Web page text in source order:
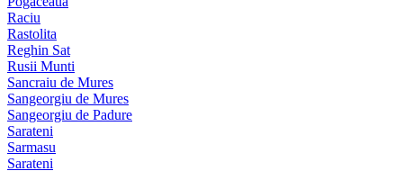
Raciu
Rastolita
Reghin Sat
Rusii Munti
Sancraiu de Mures
Sangeorgiu de Mures
Sangeorgiu de Padure
Sarateni
Sarmasu
Sarateni